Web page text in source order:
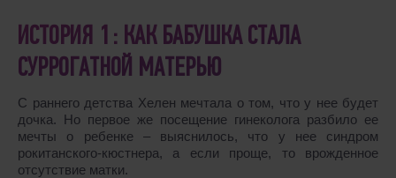
ИСТОРИЯ 1: КАК БАБУШКА СТАЛА
СУРРОГАТНОЙ МАТЕРЬЮ
С раннего детства Хелен мечтала о том, что у нее будет
дочка. Но первое же посещение гинеколога разбило ее
мечты о ребенке – выяснилось, что у нее синдром
рокитанского-кюстнера, а если проще, то врожденное
отсутствие матки.